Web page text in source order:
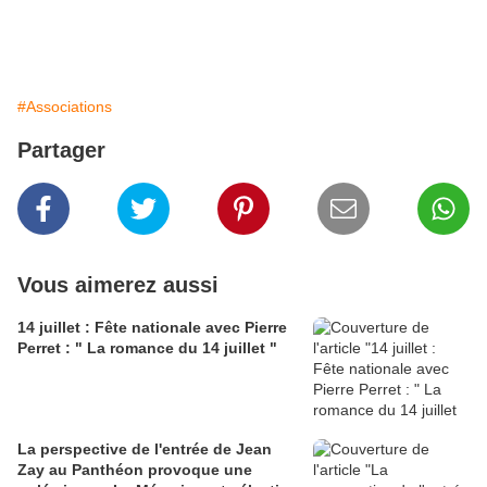
#Associations
Partager
Vous aimerez aussi
14 juillet : Fête nationale avec Pierre
Perret : " La romance du 14 juillet "
La perspective de l'entrée de Jean
Zay au Panthéon provoque une